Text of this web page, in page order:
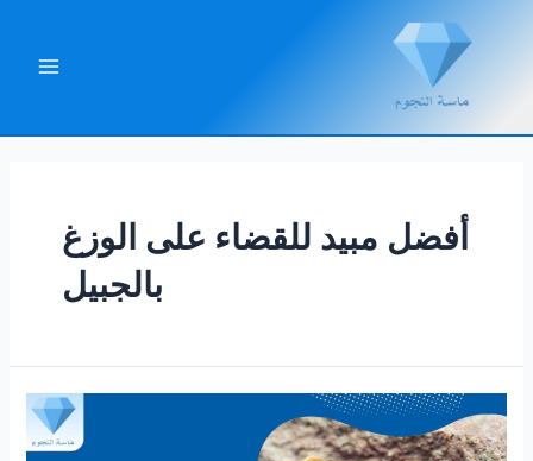
أفضل مبيد للقضاء على الوزغ
بالجبيل